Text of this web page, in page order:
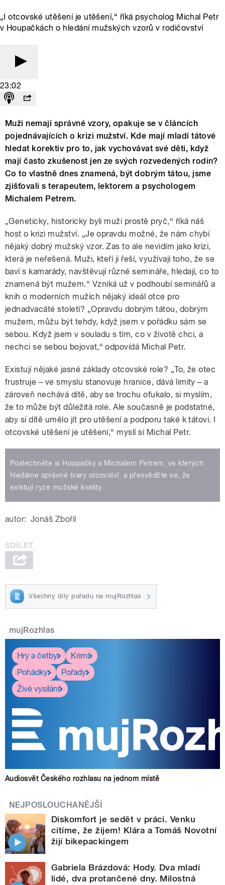
„I otcovské utěšení je utěšení,“ říká psycholog Michal Petr
v Houpačkách o hledání mužských vzorů v rodičovství
23:02
Muži nemají správné vzory, opakuje se v článcích
pojednávajících o krizi mužství. Kde mají mladí tátové
hledat korektiv pro to, jak vychovávat své děti, když
mají často zkušenost jen ze svých rozvedených rodin?
Co to vlastně dnes znamená, být dobrým tátou, jsme
zjišťovali s terapeutem, lektorem a psychologem
Michalem Petrem.
„Geneticky, historicky byli muži prostě pryč,“ říká náš
host o krizi mužství. „Je opravdu možné, že nám chybí
nějaký dobrý mužský vzor. Zas to ale nevidím jako krizi,
která je neřešená. Muži, kteří ji řeší, využívají toho, že se
baví s kamarády, navštěvují různé semináře, hledají, co to
znamená být mužem.“ Vzniká už v podhoubí seminářů a
knih o moderních mužích nějaký ideál otce pro
jednadvacáté století? „Opravdu dobrým tátou, dobrým
mužem, můžu být tehdy, když jsem v pořádku sám se
sebou. Když jsem v souladu s tím, co v životě chci, a
nechci se sebou bojovat,“ odpovídá Michal Petr.
Existují nějaké jasné základy otcovské role? „To, že otec
frustruje – ve smyslu stanovuje hranice, dává limity – a
zároveň nechává dítě, aby se trochu oťukalo, si myslím,
že to může být důležitá role. Ale současně je podstatné,
aby si dítě umělo jít pro utěšení a podporu také k tátovi. I
otcovské utěšení je utěšení,“ myslí si Michal Petr.
Poslechněte si Houpačky s Michalem Petrem, ve kterých
hledáme správné tvary otcovství, a přesvědčte se, že
existují ryze mužské kvality.
autor: Jonáš Zbořil
Všechny díly pořadu na mujRozhlas
mujRozhlas
Hry a četby
Krimi
Pohádky
Pořady
Živé vysílání
Audiosvět Českého rozhlasu na jednom místě
NEJPOSLOUCHANĚJŠÍ
Diskomfort je sedět v práci. Venku
cítíme, že žijem! Klára a Tomáš Novotní
žijí bikepackingem
Gabriela Brázdová: Hody. Dva mladí
lidé, dva protančené dny. Milostná